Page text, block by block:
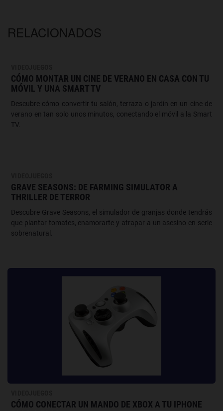
RELACIONADOS
CÓMO MONTAR UN CINE DE VERANO EN CASA CON TU
MÓVIL Y UNA SMART TV
Descubre cómo convertir tu salón, terraza o jardín en un cine de
verano en tan solo unos minutos, conectando el móvil a la Smart
TV.
GRAVE SEASONS: DE FARMING SIMULATOR A
THRILLER DE TERROR
Descubre Grave Seasons, el simulador de granjas donde tendrás
que plantar tomates, enamorarte y atrapar a un asesino en serie
sobrenatural.
CÓMO CONECTAR UN MANDO DE XBOX A TU IPHONE